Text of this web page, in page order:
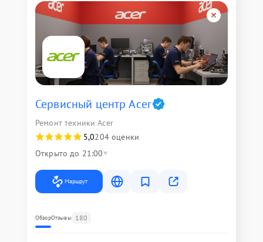
Сервисный центр Acer
Ремонт техники Acer
5,0204 оценки
Открыто до 21:00
Маршрут
ОбзорОтзывы 180